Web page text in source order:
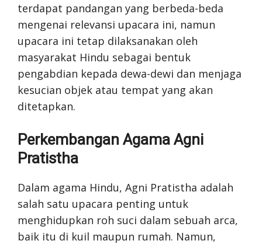
terdapat pandangan yang berbeda-beda
mengenai relevansi upacara ini, namun
upacara ini tetap dilaksanakan oleh
masyarakat Hindu sebagai bentuk
pengabdian kepada dewa-dewi dan menjaga
kesucian objek atau tempat yang akan
ditetapkan.
Perkembangan Agama Agni
Pratistha
Dalam agama Hindu, Agni Pratistha adalah
salah satu upacara penting untuk
menghidupkan roh suci dalam sebuah arca,
baik itu di kuil maupun rumah. Namun,